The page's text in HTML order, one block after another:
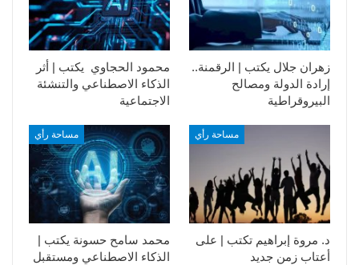
محمود الحجاوي يكتب | أثر
الذكاء الاصطناعي والتنشئة
الاجتماعية
زهران جلال يكتب | الرقمنة..
إرادة الدولة ومصالح
البيروقراطية
مساحة رأي
محمد سامح حسونة يكتب |
الذكاء الاصطناعي ومستقبل
مساحة رأي
د. مروة إبراهيم تكتب | على
أعتاب زمن جديد